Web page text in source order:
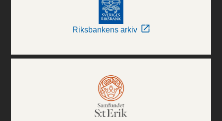
Riksbankens arkiv